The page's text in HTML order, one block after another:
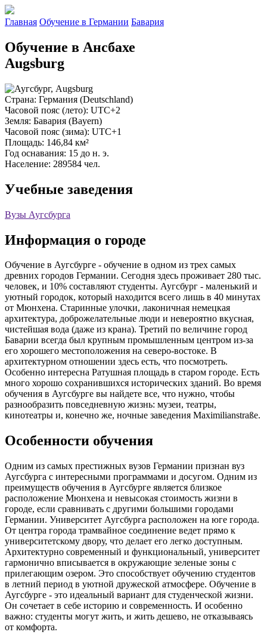
Главная Обучение в Германии Бавария
Обучение в Ансбахе
Augsburg
Страна: Германия (Deutschland)
Часовой пояс (лето): UTC+2
Земля: Бавария (Bayern)
Часовой пояс (зима): UTC+1
Площадь: 146,84 км²
Год оснавания: 15 до н. э.
Население: 289584 чел.
Учебные заведения
Вузы Аугсбурга
Информация о городе
Обучение в Аугсбурге - обучение в одном из трех самых
древних городов Германии. Сегодня здесь проживает 280 тыс.
человек, и 10% составляют студенты. Аугсбург - маленький и
уютный городок, который находится всего лишь в 40 минутах
от Мюнхена. Старинные улочки, лаконичная немецкая
архитектура, доброжелательные люди и невероятно вкусная,
чистейшая вода (даже из крана). Третий по величине город
Баварии всегда был крупным промышленным центром из-за
его хорошего местоположения на северо-востоке. В
архитектурном отношении здесь есть, что посмотреть.
Особенно интересна Ратушная площадь в старом городе. Есть
много хорошо сохранившихся исторических зданий. Во время
обучения в Аугсбурге вы найдете все, что нужно, чтобы
разнообразить повседневную жизнь: музеи, театры,
кинотеатры и, конечно же, ночные заведения Maximilianstraße.
Особенности обучения
Одним из самых престижных вузов Германии признан вуз
Аугсбурга с интересными программами и досугом. Одним из
преимуществ обучения в Аугсбурге является близкое
расположение Мюнхена и невысокая стоимость жизни в
городе, если сравнивать с другими большими городами
Германии. Университет Аугсбурга расположен на юге города.
От центра города трамвайное соединение ведет прямо к
университетскому двору, что делает его легко доступным.
Архитектурно современный и функциональный, университет
гармонично вписывается в окружающие зеленые зоны с
прилегающим озером. Это способствует обучению студентов
в летний период в уютной дружеской атмосфере. Обучение в
Аугсбурге - это идеальный вариант для студенческой жизни.
Он сочетает в себе историю и современность. И особенно
важно: студенты могут жить, и жить дешево, не отказываясь
от комфорта.